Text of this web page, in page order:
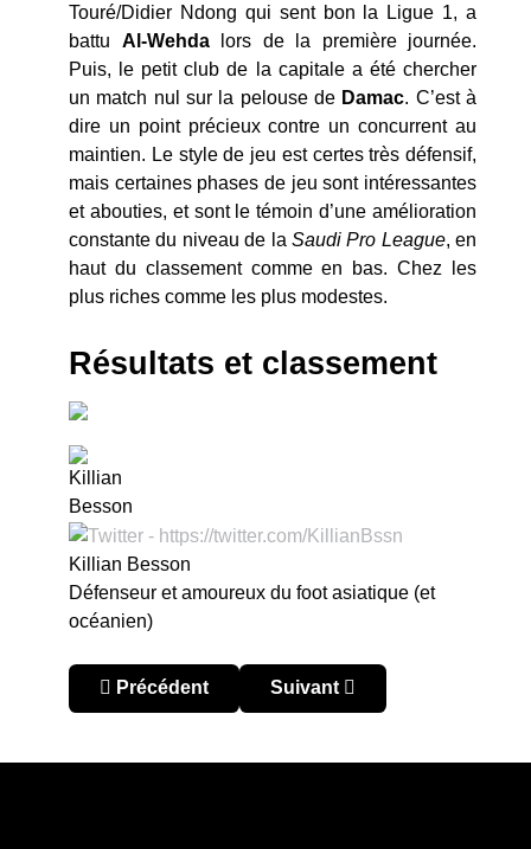
Touré/Didier Ndong qui sent bon la Ligue 1, a
battu Al-Wehdalors de la première journée.
Puis, le petit club de la capitale a été chercher
un match nul sur la pelouse de Damac. C’est à
dire un point précieux contre un concurrent au
maintien. Le style de jeu est certes très défensif,
mais certaines phases de jeu sont intéressantes
et abouties, et sont le témoin d’une amélioration
constante du niveau de la Saudi Pro League, en
haut du classement comme en bas. Chez les
plus riches comme les plus modestes.
Résultats et classement
Killian Besson
Défenseur et amoureux du foot asiatique (et
océanien)
Article précédent : Arabie saoudite – SPL
Précédent Article suivant : Arabie
Suivant